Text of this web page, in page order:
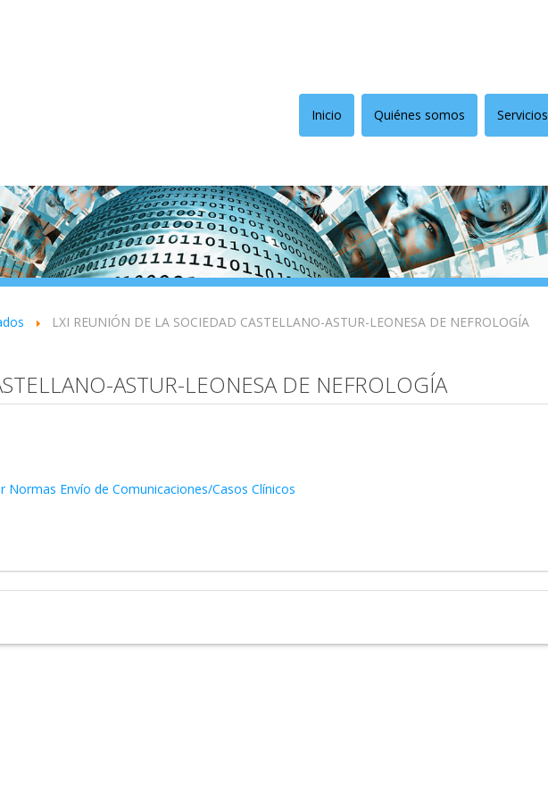
Inicio Quiénes somos Servicios
LXI REUNIÓN DE LA SOCIEDAD CASTELLANO-ASTUR-LEONESA DE NEFROLOGÍA
ASTUR-LEONESA DE NEFROLOGÍA
Normas Envío de Comunicaciones/Casos Clínicos